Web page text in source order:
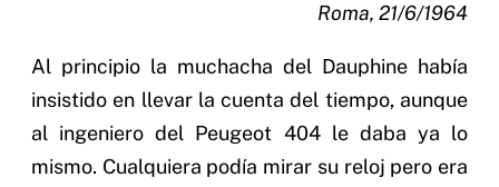
Roma, 21/6/1964
Al principio la muchacha del Dauphine había
insistido en llevar la cuenta del tiempo, aunque
al ingeniero del Peugeot 404 le daba ya lo
mismo. Cualquiera podía mirar su reloj pero era